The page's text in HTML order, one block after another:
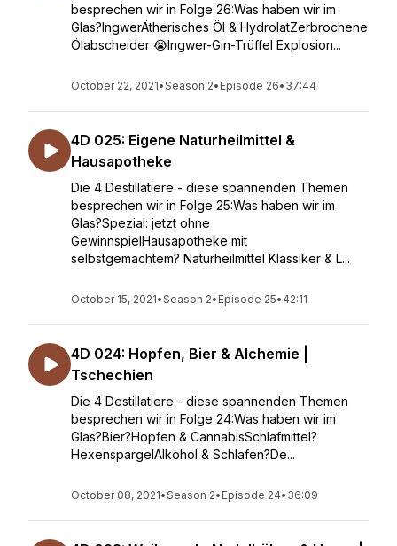
besprechen wir in Folge 26:Was haben wir im
Glas?IngwerÄtherisches Öl & HydrolatZerbrochene
Ölabscheider 😭Ingwer-Gin-Trüffel Explosion...
October 22, 2021•Season 2• Episode 26• 37:44
4D 025: Eigene Naturheilmittel &
Hausapotheke
Die 4 Destillatiere - diese spannenden Themen
besprechen wir in Folge 25:Was haben wir im
Glas?Spezial: jetzt ohne
GewinnspielHausapotheke mit
selbstgemachtem? Naturheilmittel Klassiker & L...
October 15, 2021•Season 2• Episode 25• 42:11
4D 024: Hopfen, Bier & Alchemie |
Tschechien
Die 4 Destillatiere - diese spannenden Themen
besprechen wir in Folge 24:Was haben wir im
Glas?Bier?Hopfen & CannabisSchlafmittel?
HexenspargelAlkohol & Schlafen?De...
October 08, 2021•Season 2• Episode 24• 36:09